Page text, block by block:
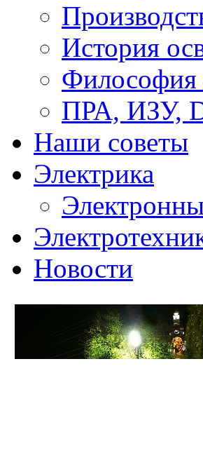
История
Философия
ПРА, ИЗУ,
Наши советы
Электрика
Новости